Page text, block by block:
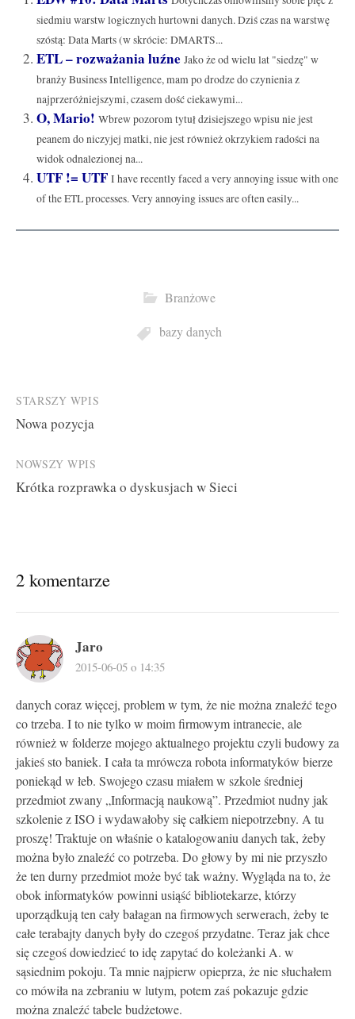
siedmiu warstw logicznych hurtowni danych. Dziś czas na warstwę
szóstą: Data Marts (w skrócie: DMARTS...
ETL – rozważania luźne Jako że od wielu lat "siedzę" w
branży Business Intelligence, mam po drodze do czynienia z
najprzeróżniejszymi, czasem dość ciekawymi...
O, Mario! Wbrew pozorom tytuł dzisiejszego wpisu nie jest
peanem do niczyjej matki, nie jest również okrzykiem radości na
widok odnalezionej na...
UTF != UTF I have recently faced a very annoying issue with one
of the ETL processes. Very annoying issues are often easily...
Branżowe
bazy danych
Post
navigation
STARSZY WPIS
Nowa pozycja
NOWSZY WPIS
Krótka rozprawka o dyskusjach w Sieci
2 komentarze
Jaro
2015-06-05 o 14:35
danych coraz więcej, problem w tym, że nie można znaleźć tego
co trzeba. I to nie tylko w moim firmowym intranecie, ale
również w folderze mojego aktualnego projektu czyli budowy za
jakieś sto baniek. I cała ta mrówcza robota informatyków bierze
poniekąd w łeb. Swojego czasu miałem w szkole średniej
przedmiot zwany „Informacją naukową”. Przedmiot nudny jak
szkolenie z ISO i wydawałoby się całkiem niepotrzebny. A tu
proszę! Traktuje on właśnie o katalogowaniu danych tak, żeby
można było znaleźć co potrzeba. Do głowy by mi nie przyszło
że ten durny przedmiot może być tak ważny. Wygląda na to, że
obok informatyków powinni usiąść bibliotekarze, którzy
uporządkują ten cały bałagan na firmowych serwerach, żeby te
całe terabajty danych były do czegoś przydatne. Teraz jak chce
się czegoś dowiedzieć to idę zapytać do koleżanki A. w
sąsiednim pokoju. Ta mnie najpierw opieprza, że nie słuchałem
co mówiła na zebraniu w lutym, potem zaś pokazuje gdzie
można znaleźć tabele budżetowe.